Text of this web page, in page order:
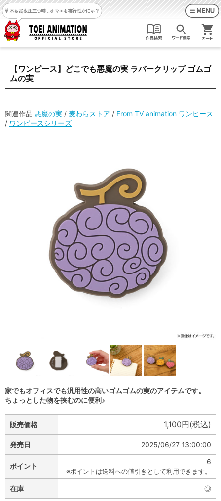
草木も眠る丑三つ時…オマエも夜行性かにゃ？
【ワンピース】どこでも悪魔の実 ラバークリップ ゴムゴ
ムの実
関連作品 悪魔の実 / 麦わらストア / From TV animation ワンピース
/ ワンピースシリーズ
家でもオフィスでも汎用性の高いゴムゴムの実のアイテムです。
ちょっとした物を挟むのに便利♪
販売価格 1,100円(税込)
発売日 2025/06/27 13:00:00
ポイント
6
※ポイントは送料への値引きとして利用できます。
在庫 ◎